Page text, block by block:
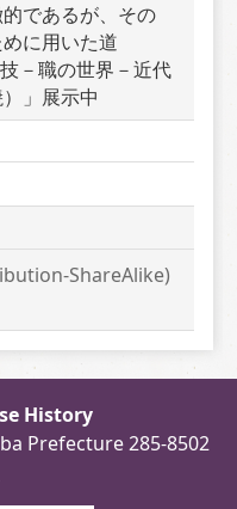
であるが、その
に用いた道
－職の世界－近代
」展示中
ShareAlike)
History
Prefecture 285-8502